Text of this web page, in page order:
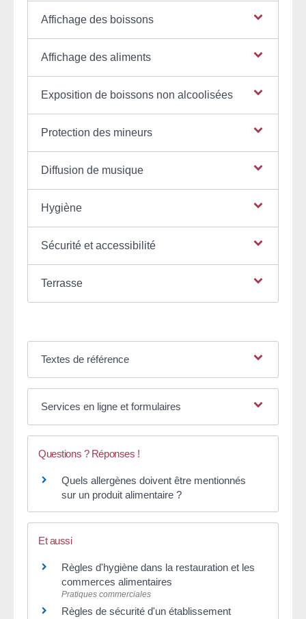
Affichage des boissons
Affichage des aliments
Exposition de boissons non alcoolisées
Protection des mineurs
Diffusion de musique
Hygiène
Sécurité et accessibilité
Terrasse
Textes de référence
Services en ligne et formulaires
Questions ? Réponses !
Quels allergènes doivent être mentionnés
sur un produit alimentaire ?
Et aussi
Règles d'hygiène dans la restauration et les
commerces alimentaires
Pratiques commerciales
Règles de sécurité d'un établissement